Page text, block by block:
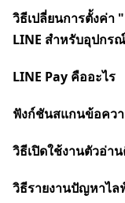
วิธีเปลี่ยนการตั้งค่า
LINE สำหรับอุปกรณ์
LINE Pay คืออะไร
ฟังก์ชันสแกนข้อคว
วิธีเปิดใช้งานตัวอ่า
วิธีรายงานปัญหาไล